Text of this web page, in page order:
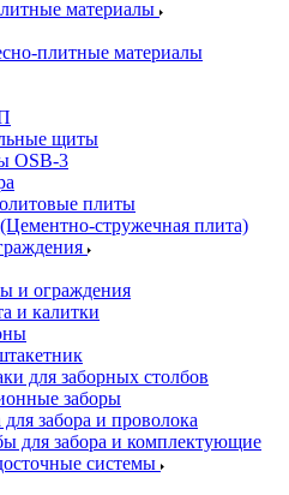
материалы
плитные материалы
щиты
OSB-3
плиты
стружечная плита)
и ограждения
и калитки
для заборных столбов
заборы
для забора и проволока
для забора и комплектующие
системы